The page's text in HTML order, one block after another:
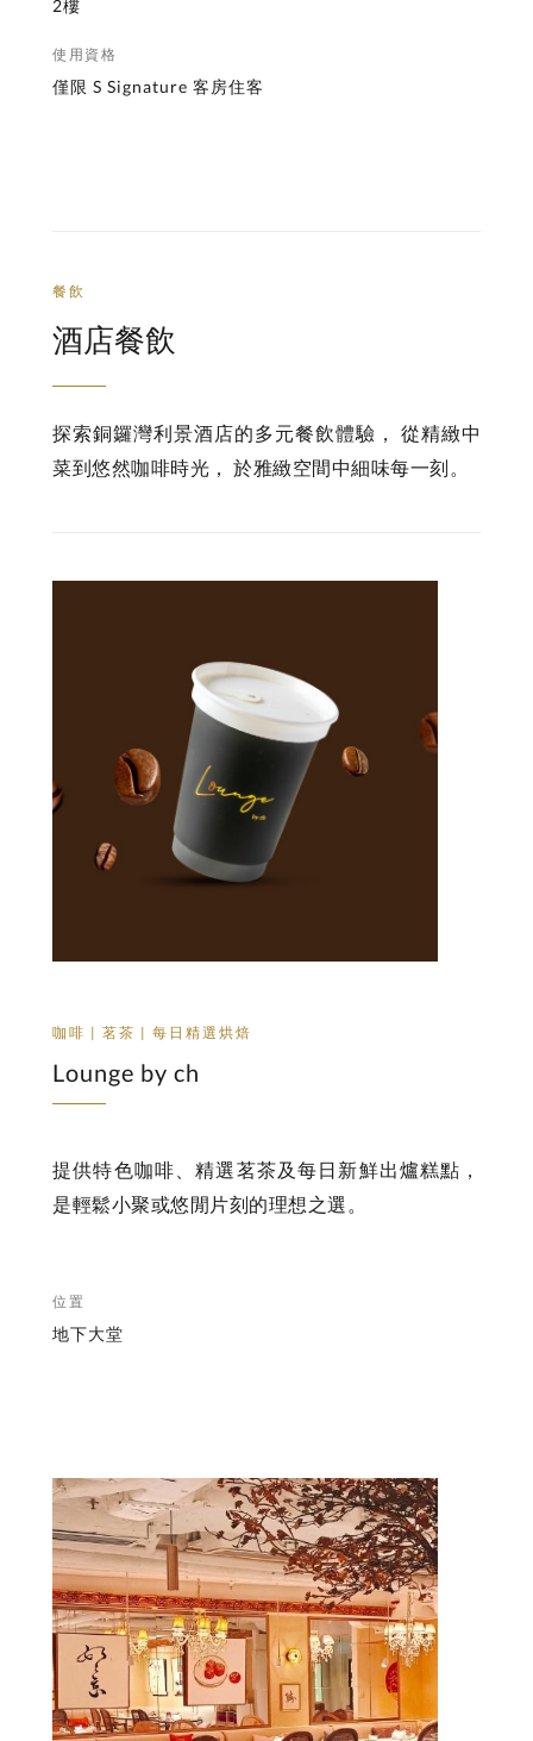
2樓
使用資格
僅限 S Signature 客房住客
餐飲
酒店餐飲
探索銅鑼灣利景酒店的多元餐飲體驗， 從精緻中
菜到悠然咖啡時光， 於雅緻空間中細味每一刻。
咖啡 | 茗茶 | 每日精選烘焙
Lounge by ch
提供特色咖啡、精選茗茶及每日新鮮出爐糕點，
是輕鬆小聚或悠閒片刻的理想之選。
位置
地下大堂